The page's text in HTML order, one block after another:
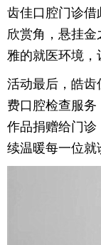
齿佳口腔门诊
欣赏角，悬挂
雅的就医环境，
活动最后，皓
费口腔检查服
作品捐赠给门
续温暖每一位就